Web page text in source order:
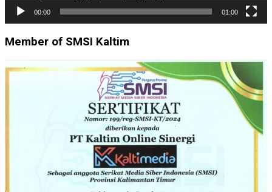
00:00 01:00
Member of SMSI Kaltim